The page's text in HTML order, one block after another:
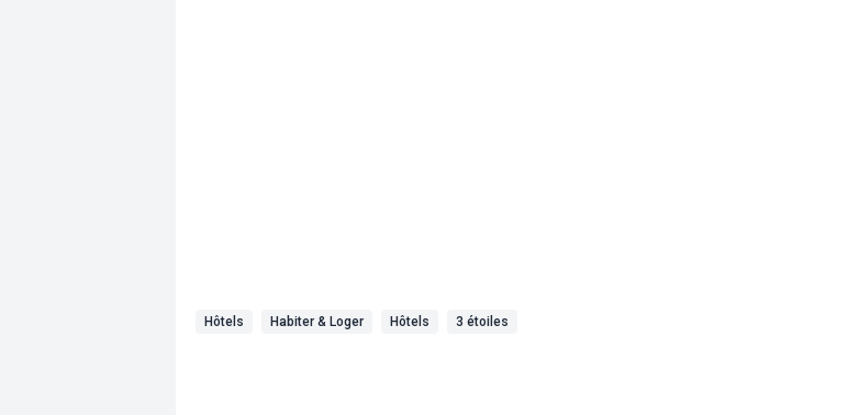
Hôtels Habiter & Loger Hôtels 3 étoiles